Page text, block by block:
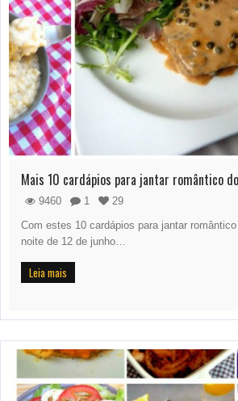
Mais 10 cardápios para jantar romântico
9460 1
29
Com estes 10 cardápios para jantar
noite de 12 de junho…
Leia mais